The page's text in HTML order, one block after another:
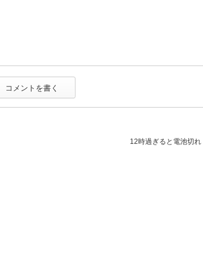
12時過ぎると電池切れ